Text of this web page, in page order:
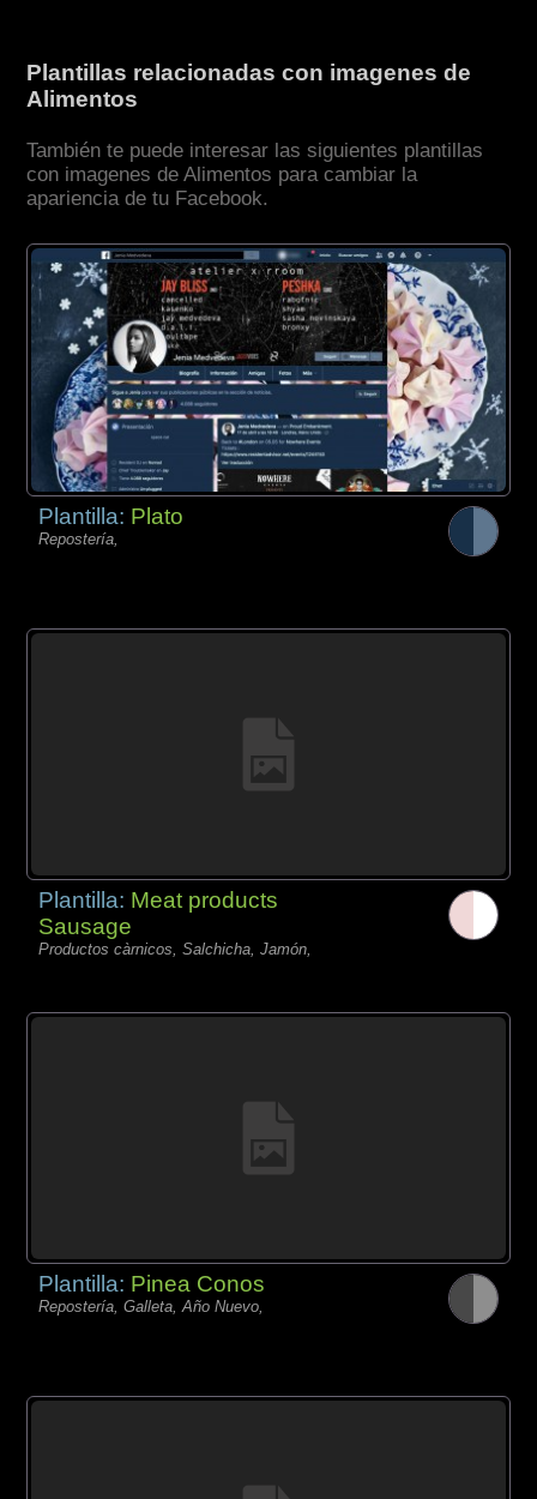
Plantillas relacionadas con imagenes de
Alimentos
También te puede interesar las siguientes plantillas
con imagenes de Alimentos para cambiar la
apariencia de tu Facebook.
Plantilla: Plato
Repostería,
Plantilla: Meat products
Sausage
Productos càrnicos, Salchicha, Jamón,
Plantilla: Pinea Conos
Repostería, Galleta, Año Nuevo,